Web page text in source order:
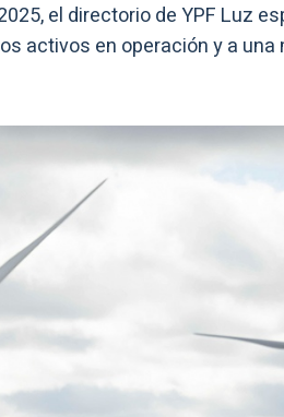
el directorio de YPF Luz
activos en operación y a una